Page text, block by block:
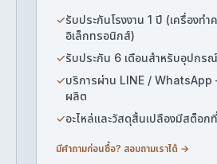
✓รับประกันโรงงาน 1 ปี (เครื่องทำ
อิเล็กทรอนิกส์)
✓รับประกัน 6 เดือนสำหรับอุปกร
✓บริการผ่าน LINE /
ผลิต
✓อะไหล่และวัสดุสิ้นเปลืองมีสต็อก
มีคำถามก่อนซื้อ? สอบถามเราได้ →